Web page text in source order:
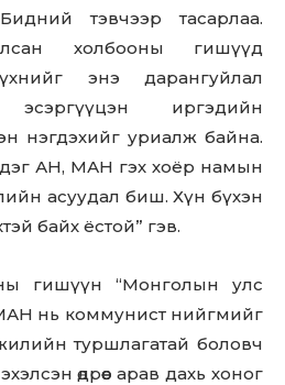
тэвчээр тасарлаа.
холбооны гишүүд
энэ дарангуйлал
эсэргүүцэн иргэдийн
нэгдэхийг уриалж байна.
АН, МАН гэх хоёр намын
асуудал биш. Хүн бүхэн
байх ёстой” гэв.
гишүүн “Монголын улс
нь коммунист нийгмийг
туршлагатай боловч
өдрөөс арав дахь хоног